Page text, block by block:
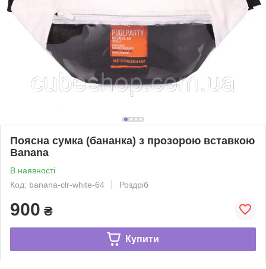
Поясна сумка (бананка) з прозорою вставкою
Banana
В наявності
Код: banana-clr-white-64
Роздріб
900 ₴
Купити